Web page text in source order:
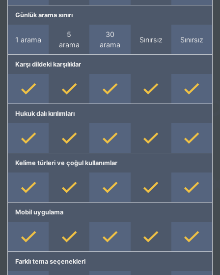
Günlük arama sınırı
1 arama
5
arama
30
arama
Sınırsız Sınırsız
Karşı dildeki karşılıklar
Hukuk dalı kırılımları
Kelime türleri ve çoğul kullanımlar
Mobil uygulama
Farklı tema seçenekleri